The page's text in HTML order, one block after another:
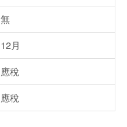
無
12月
應稅
應稅